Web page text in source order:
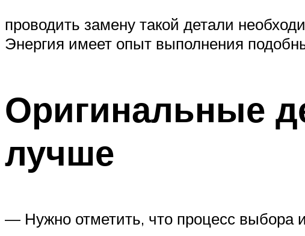
проводить замену такой детали
Энергия имеет опыт выполнения
Оригинальные
лучше
— Нужно отметить, что процесс выбора